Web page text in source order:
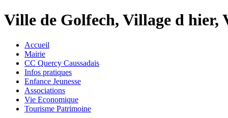
Ville de Golfech, Village d
Accueil
Mairie
CC Quercy Caussadais
Infos pratiques
Enfance Jeunesse
Associations
Vie Economique
Tourisme Patrimoine